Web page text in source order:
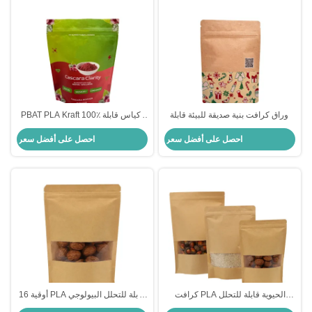
PBAT PLA Kraft 100٪ أكياس قابلة
للتسميد الوقوف مع سحاب للتعبئة
الغذائية الجافة مسحوق
احصل على أفضل سعر
أوراق كرافت بنية صديقة للبيئة قابلة
للتحلل البيولوجي
احصل على أفضل سعر
16 أوقية PLA قابلة للتحلل البيولوجي
الطبيعي الكرافت الوقوف الحقائب
كرافت PLA الحيوية قابلة للتحلل
الوقوف حقيبة مع نافذة واضحة